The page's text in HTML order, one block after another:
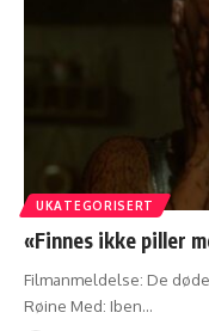
UKATEGORISERT
«Finnes ikke piller
Filmanmeldelse: De
Røine Med: Iben…